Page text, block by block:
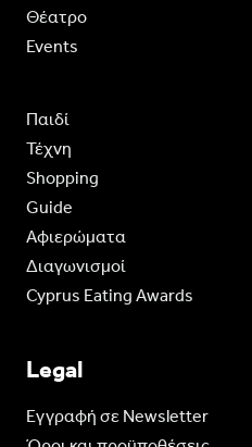
Θέατρο
Events
Παιδί
Τέχνη
Shopping
Guide
Aφιερώματα
Διαγωνισμοί
Cyprus Eating Awards
Legal
Eγγραφή σε Newsletter